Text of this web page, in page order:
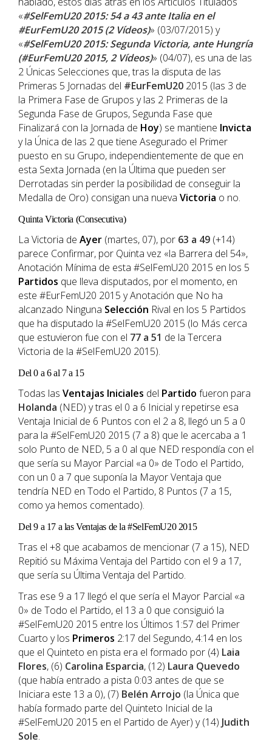
«#SelFemU20 2015: 54 a 43 ante Italia en el
#EurFemU20 2015 (2 Vídeos)» (03/07/2015) y
«#SelFemU20 2015: Segunda Victoria, ante Hungría
(#EurFemU20 2015, 2 Vídeos)» (04/07), es una de las
2 Únicas Selecciones que, tras la disputa de las
Primeras 5 Jornadas del #EurFemU20 2015 (las 3 de
la Primera Fase de Grupos y las 2 Primeras de la
Segunda Fase de Grupos, Segunda Fase que
Finalizará con la Jornada de Hoy) se mantiene Invicta
y la Única de las 2 que tiene Asegurado el Primer
puesto en su Grupo, independientemente de que en
esta Sexta Jornada (en la Última que pueden ser
Derrotadas sin perder la posibilidad de conseguir la
Medalla de Oro) consigan una nueva Victoria o no.
Quinta Victoria (Consecutiva)
La Victoria de Ayer (martes, 07), por 63 a 49 (+14)
parece Confirmar, por Quinta vez «la Barrera del 54»,
Anotación Mínima de esta #SelFemU20 2015 en los 5
Partidos que lleva disputados, por el momento, en
este #EurFemU20 2015 y Anotación que No ha
alcanzado Ninguna Selección Rival en los 5 Partidos
que ha disputado la #SelFemU20 2015 (lo Más cerca
que estuvieron fue con el 77 a 51 de la Tercera
Victoria de la #SelFemU20 2015).
Del 0 a 6 al 7 a 15
Todas las Ventajas Iniciales del Partido fueron para
Holanda (NED) y tras el 0 a 6 Inicial y repetirse esa
Ventaja Inicial de 6 Puntos con el 2 a 8, llegó un 5 a 0
para la #SelFemU20 2015 (7 a 8) que le acercaba a 1
solo Punto de NED, 5 a 0 al que NED respondía con el
que sería su Mayor Parcial «a 0» de Todo el Partido,
con un 0 a 7 que suponía la Mayor Ventaja que
tendría NED en Todo el Partido, 8 Puntos (7 a 15,
como ya hemos comentado).
Del 9 a 17 a las Ventajas de la #SelFemU20 2015
Tras el +8 que acabamos de mencionar (7 a 15), NED
Repitió su Máxima Ventaja del Partido con el 9 a 17,
que sería su Última Ventaja del Partido.
Tras ese 9 a 17 llegó el que sería el Mayor Parcial «a
0» de Todo el Partido, el 13 a 0 que consiguió la
#SelFemU20 2015 entre los Últimos 1:57 del Primer
Cuarto y los Primeros 2:17 del Segundo, 4:14 en los
que el Quinteto en pista era el formado por (4) Laia
Flores, (6) Carolina Esparcia, (12) Laura Quevedo
(que había entrado a pista 0:03 antes de que se
Iniciara este 13 a 0), (7) Belén Arrojo (la Única que
había formado parte del Quinteto Inicial de la
#SelFemU20 2015 en el Partido de Ayer) y (14) Judith
Sole.